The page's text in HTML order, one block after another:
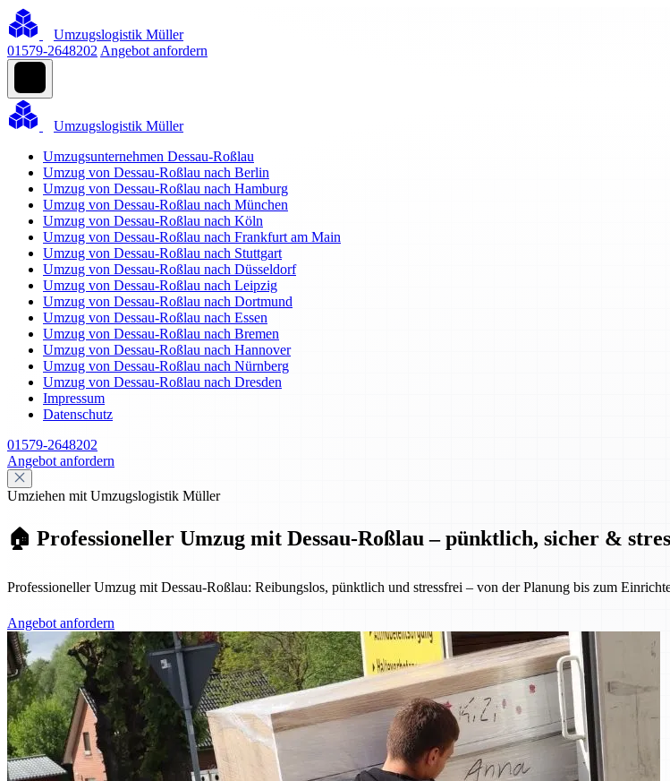
Umzugslogistik Müller
01579-2648202 Angebot anfordern
Umzugslogistik Müller
Umzugsunternehmen Dessau-Roßlau
Umzug von Dessau-Roßlau nach Berlin
Umzug von Dessau-Roßlau nach Hamburg
Umzug von Dessau-Roßlau nach München
Umzug von Dessau-Roßlau nach Köln
Umzug von Dessau-Roßlau nach Frankfurt am Main
Umzug von Dessau-Roßlau nach Stuttgart
Umzug von Dessau-Roßlau nach Düsseldorf
Umzug von Dessau-Roßlau nach Leipzig
Umzug von Dessau-Roßlau nach Dortmund
Umzug von Dessau-Roßlau nach Essen
Umzug von Dessau-Roßlau nach Bremen
Umzug von Dessau-Roßlau nach Hannover
Umzug von Dessau-Roßlau nach Nürnberg
Umzug von Dessau-Roßlau nach Dresden
Impressum
Datenschutz
01579-2648202
Angebot anfordern
Umziehen mit Umzugslogistik Müller
🏠 Professioneller Umzug mit Dessau-Roßlau – pünktlich, sicher &
Professioneller Umzug mit Dessau-Roßlau: Reibungslos, pünktlich und stressfrei – von der Planung bis zum
Angebot anfordern